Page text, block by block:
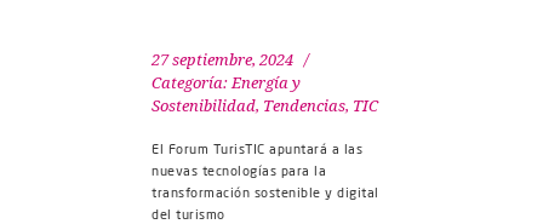
27 septiembre, 2024
Categoría: Energía y
Sostenibilidad, Tendencias, TIC
El Forum TurisTIC apuntará a las
nuevas tecnologías para la
transformación sostenible y digital
del turismo